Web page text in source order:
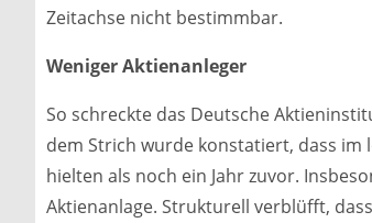
Zeitachse nicht bestimmbar.
Weniger Aktienanleger
So schreckte das Deutsche
dem Strich wurde konstatiert, dass im
hielten als noch ein Jahr zuvor.
Aktienanlage. Strukturell verblüfft,